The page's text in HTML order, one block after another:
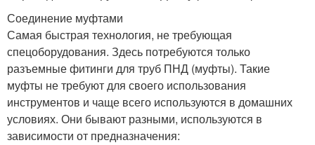
Соединение муфтами
Самая быстрая технология, не требующая
спецоборудования. Здесь потребуются только
разъемные фитинги для труб ПНД (муфты). Такие
муфты не требуют для своего использования
инструментов и чаще всего используются в домашних
условиях. Они бывают разными, используются в
зависимости от предназначения: